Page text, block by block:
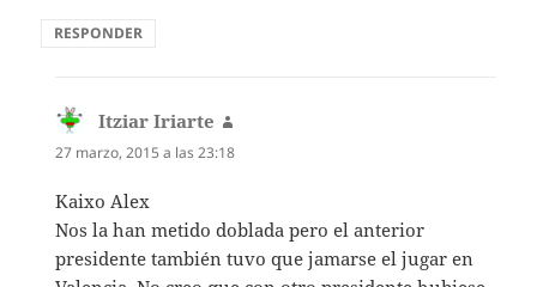
RESPONDER
Itziar Iriarte
27 marzo, 2015 a las 23:18
Kaixo Alex
Nos la han metido doblada pero el anterior
presidente también tuvo que jamarse el jugar en